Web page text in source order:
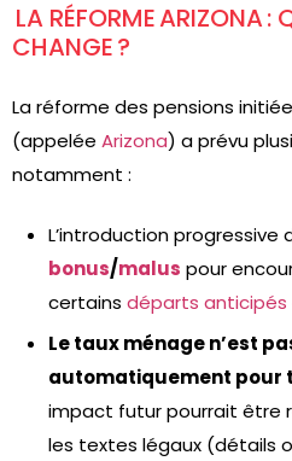
LA RÉFORME ARIZONA :
CHANGE ?
La réforme des pensions
(appelée Arizona) a prévu
notamment :
L’introduction progressive
bonus/malus pour
certains départs
Le taux ménage n’est
automatiquement pour
impact futur pourrait être
les textes légaux (détails